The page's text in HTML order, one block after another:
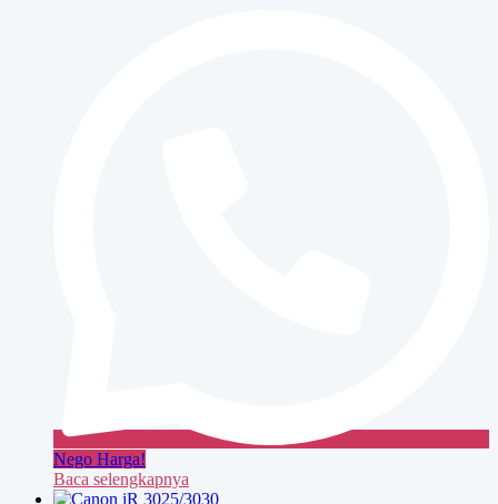
Nego Harga!
Baca selengkapnya